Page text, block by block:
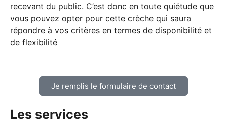
recevant du public. C’est donc en toute quiétude que
vous pouvez opter pour cette crèche qui saura
répondre à vos critères en termes de disponibilité et
de flexibilité
Je remplis le formulaire de contact
Les services